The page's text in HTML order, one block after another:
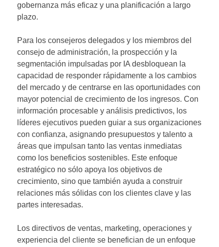
gobernanza más eficaz y una planificación a largo
plazo.
Para los consejeros delegados y los miembros del
consejo de administración, la prospección y la
segmentación impulsadas por IA desbloquean la
capacidad de responder rápidamente a los cambios
del mercado y de centrarse en las oportunidades con
mayor potencial de crecimiento de los ingresos. Con
información procesable y análisis predictivos, los
líderes ejecutivos pueden guiar a sus organizaciones
con confianza, asignando presupuestos y talento a
áreas que impulsan tanto las ventas inmediatas
como los beneficios sostenibles. Este enfoque
estratégico no sólo apoya los objetivos de
crecimiento, sino que también ayuda a construir
relaciones más sólidas con los clientes clave y las
partes interesadas.
Los directivos de ventas, marketing, operaciones y
experiencia del cliente se benefician de un enfoque